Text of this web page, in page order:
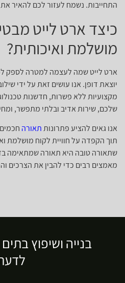
התחייבות. נשמח לעזור לכם להאיר
כיצד ארט לייט
מושלמת ואיכותית?
ארט לייט שמה לעצמה למטרה לספק
יוצאת דופן. אנו עושים זאת על ידי
מקצועיות ללא פשרות, חדשנות
שלכם, שירות אדיב ובלתי מתפשר,
אנו גאים להציע פתרונותתאורה
תוך הקפדה על חוויית לקוח מושלמת
שתאורה טובה היא תאורה שמתאימה
מאמצים רבים כדי להבין את הצרכים
בנייה ושיפוץ